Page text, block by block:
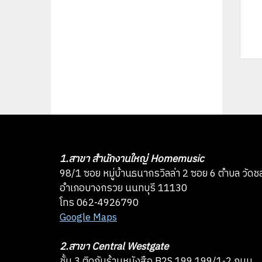
1.สาขา สำนักงานใหญ่ Homemusic
98/1 ซอย หมู่บ้านธนากรวิลล่า 2 ซอย 6 ตำบล วัด
อำเภอบางกรวย นนทบุรี 11130
โทร 062-4926790
Google Maps
2.สาขา Central Westgate